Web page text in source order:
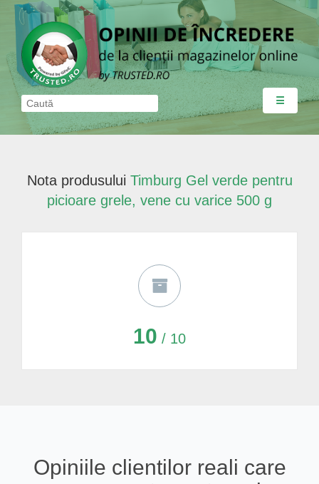
☰
Nota produsului Timburg Gel verde pentru
picioare grele, vene cu varice 500 g
10 / 10
Opiniile clientilor reali care